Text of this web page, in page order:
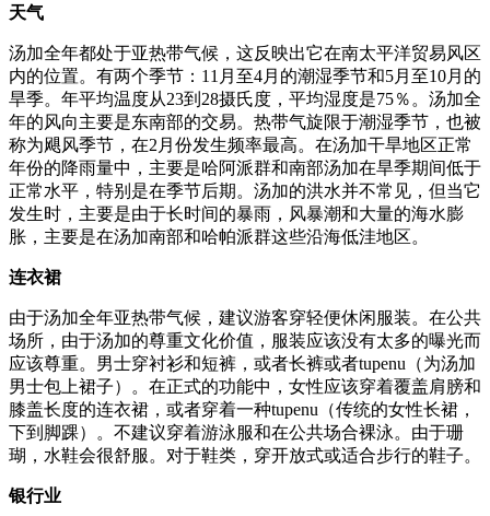
天气
汤加全年都处于亚热带气候，这反映出它在南太平洋贸易风区
内的位置。有两个季节：11月至4月的潮湿季节和5月至10月的
旱季。年平均温度从23到28摄氏度，平均湿度是75％。汤加全
年的风向主要是东南部的交易。热带气旋限于潮湿季节，也被
称为飓风季节，在2月份发生频率最高。在汤加干旱地区正常
年份的降雨量中，主要是哈阿派群和南部汤加在旱季期间低于
正常水平，特别是在季节后期。汤加的洪水并不常见，但当它
发生时，主要是由于长时间的暴雨，风暴潮和大量的海水膨
胀，主要是在汤加南部和哈帕派群这些沿海低洼地区。
连衣裙
由于汤加全年亚热带气候，建议游客穿轻便休闲服装。在公共
场所，由于汤加的尊重文化价值，服装应该没有太多的曝光而
应该尊重。男士穿衬衫和短裤，或者长裤或者tupenu（为汤加
男士包上裙子）。在正式的功能中，女性应该穿着覆盖肩膀和
膝盖长度的连衣裙，或者穿着一种tupenu（传统的女性长裙，
下到脚踝）。不建议穿着游泳服和在公共场合裸泳。由于珊
瑚，水鞋会很舒服。对于鞋类，穿开放式或适合步行的鞋子。
银行业